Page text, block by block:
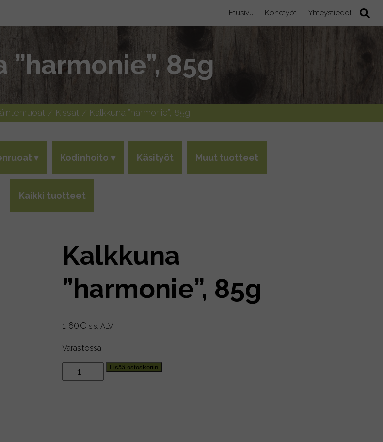
Etusivu Konetyöt Yhteystiedot
”harmonie”, 85g
/ Kissat / Kalkkuna ”harmonie”, 85g
Kodinhoito Käsityöt Muut tuotteet
Kaikki tuotteet
Kalkkuna
”harmonie”, 85g
1,60€ sis. ALV
Varastossa
"harmonie",
Lisää ostoskoriin